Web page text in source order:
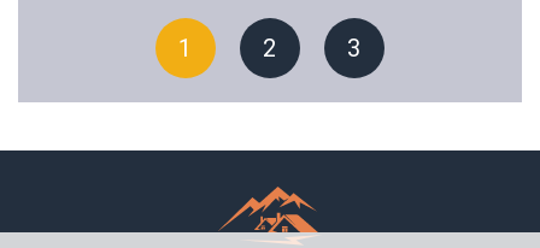
1 2 3